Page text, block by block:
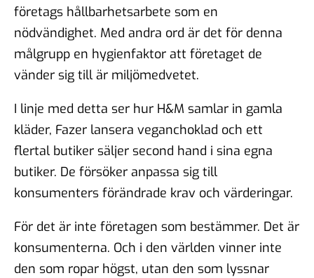
företags hållbarhetsarbete som en
nödvändighet. Med andra ord är det för denna
målgrupp en hygienfaktor att företaget de
vänder sig till är miljömedvetet.
I linje med detta ser hur H&M samlar in gamla
kläder, Fazer lansera veganchoklad och ett
flertal butiker säljer second hand i sina egna
butiker. De försöker anpassa sig till
konsumenters förändrade krav och värderingar.
För det är inte företagen som bestämmer. Det är
konsumenterna. Och i den världen vinner inte
den som ropar högst, utan den som lyssnar